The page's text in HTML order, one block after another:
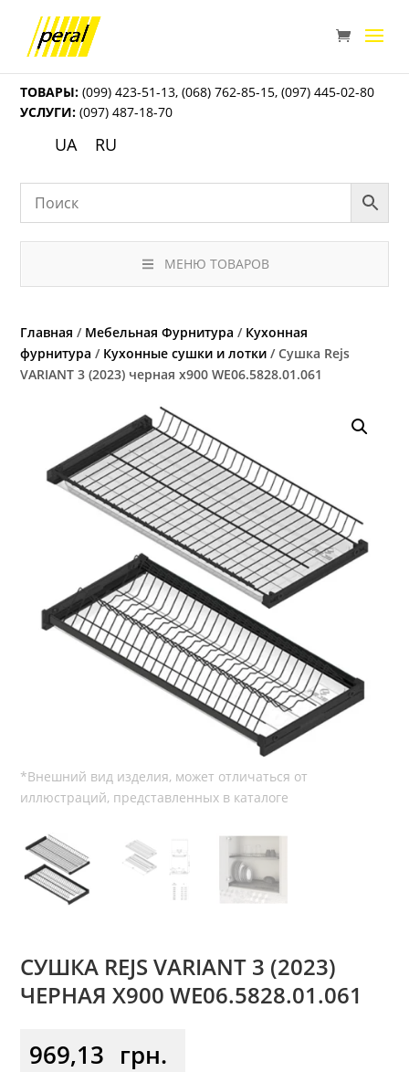
ТОВАРЫ: (099) 423-51-13,(068) 762-85-15,(097) 445-02-80
УСЛУГИ: (097) 487-18-70
UA RU
МЕНЮ ТОВАРОВ
Главная / Мебельная Фурнитура / Кухонная
фурнитура / Кухонные сушки и лотки / Сушка Rejs
VARIANT 3 (2023) черная x900 WE06.5828.01.061
СУШКА REJS VARIANT 3 (2023)
ЧЕРНАЯ X900 WE06.5828.01.061
969,13 грн.